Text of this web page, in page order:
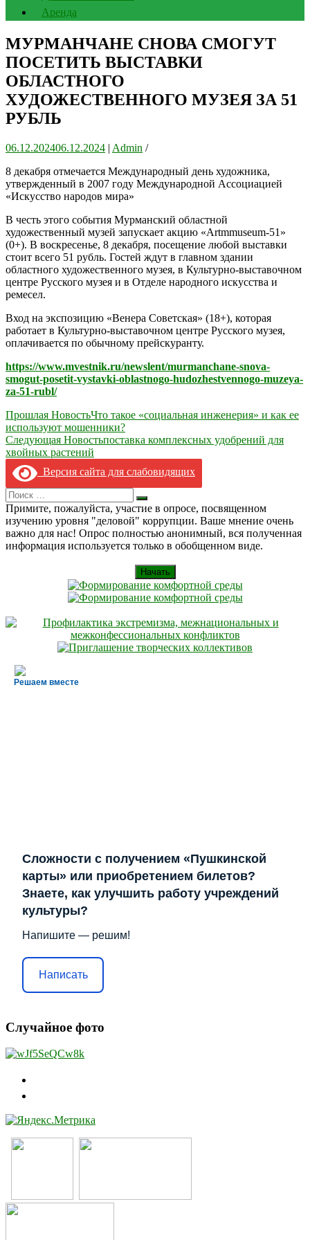
Аренда
МУРМАНЧАНЕ СНОВА СМОГУТ
ПОСЕТИТЬ ВЫСТАВКИ
ОБЛАСТНОГО
ХУДОЖЕСТВЕННОГО МУЗЕЯ ЗА 51
РУБЛЬ
06.12.202406.12.2024 | Admin /
8 декабря отмечается Международный день художника,
утвержденный в 2007 году Международной Ассоциацией
«Искусство народов мира»
В честь этого события Мурманский областной
художественный музей запускает акцию «Artmmuseum-51»
(0+). В воскресенье, 8 декабря, посещение любой выставки
стоит всего 51 рубль. Гостей ждут в главном здании
областного художественного музея, в Культурно-выставочном
центре Русского музея и в Отделе народного искусства и
ремесел.
Вход на экспозицию «Венера Советская» (18+), которая
работает в Культурно-выставочном центре Русского музея,
оплачивается по обычному прейскуранту.
https://www.mvestnik.ru/newslent/murmanchane-snova-
smogut-posetit-vystavki-oblastnogo-hudozhestvennogo-muzeya-
za-51-rubl/
Навигация
по
записям
Прошлая НовостьЧто такое «социальная инженерия» и как ее
используют мошенники?
Следующая Новостьпоставка комплексных удобрений для
хвойных растений
Версия сайта для слабовидящих
Search
for:
Искать
Примите, пожалуйста, участие в опросе, посвященном
изучению уровня "деловой" коррупции. Ваше мнение очень
важно для нас! Опрос полностью анонимный, вся полученная
информация используется только в обобщенном виде.
Начать
Решаем вместе
Сложности с получением «Пушкинской
карты» или приобретением билетов?
Знаете, как улучшить работу учреждений
культуры?
Напишите — решим!
Написать
Случайное фото